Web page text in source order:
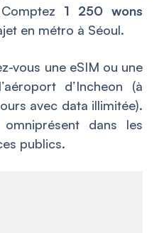
1 250 wons
en métro à Séoul.
vous une eSIM ou une
d’Incheon (à
avec data illimitée).
dans les
publics.